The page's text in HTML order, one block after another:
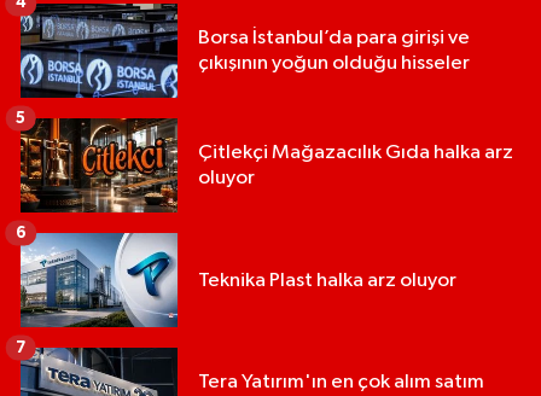
Borsa İstanbul’da para girişi ve
çıkışının yoğun olduğu hisseler
4
Çitlekçi Mağazacılık Gıda halka arz
oluyor
5
Teknika Plast halka arz oluyor
6
Tera Yatırım'ın en çok alım satım
7